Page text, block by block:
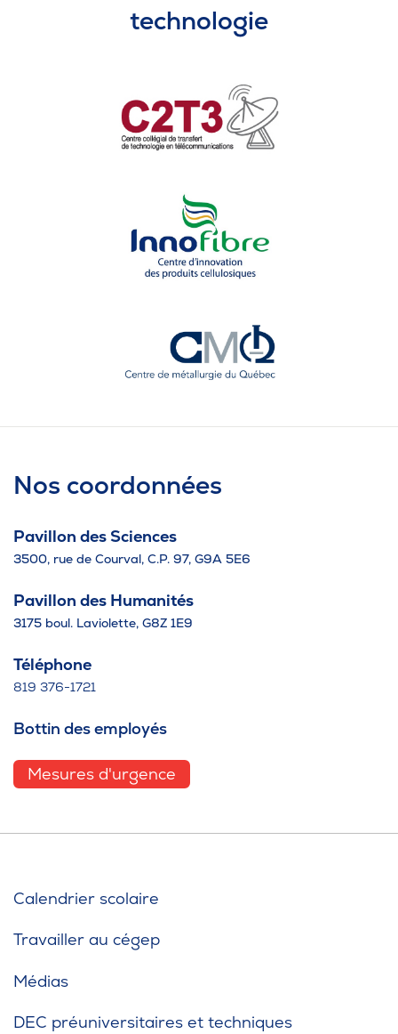
technologie
Nos coordonnées
Pavillon des Sciences
3500, rue de Courval, C.P. 97, G9A 5E6
Pavillon des Humanités
3175 boul. Laviolette, G8Z 1E9
Téléphone
819 376-1721
Bottin des employés
Mesures d'urgence
Calendrier scolaire
Travailler au cégep
Médias
DEC préuniversitaires et techniques